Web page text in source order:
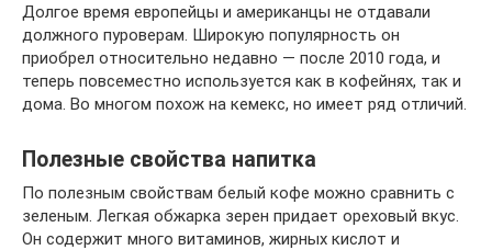
Долгое время европейцы и американцы не отдавали
должного пуроверам. Широкую популярность он
приобрел относительно недавно — после 2010 года, и
теперь повсеместно используется как в кофейнях, так и
дома. Во многом похож на кемекс, но имеет ряд отличий.
Полезные свойства напитка
По полезным свойствам белый кофе можно сравнить с
зеленым. Легкая обжарка зерен придает ореховый вкус.
Он содержит много витаминов, жирных кислот и